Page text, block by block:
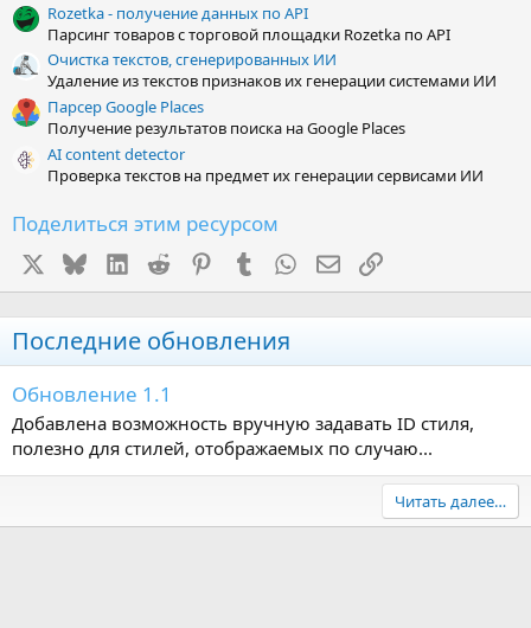
Rozetka - получение данных по API
Парсинг товаров с торговой площадки Rozetka по API
Очистка текстов, сгенерированных ИИ
Удаление из текстов признаков их генерации системами ИИ
Парсер Google Places
Получение результатов поиска на Google Places
AI content detector
Проверка текстов на предмет их генерации сервисами ИИ
Поделиться этим ресурсом
BlueskyLinkedIn
Reddit PinterestTumblr WhatsApp
Электронная почта
Ссылка
Последние обновления
Обновление 1.1
Добавлена возможность вручную задавать ID стиля,
полезно для стилей, отображаемых по случаю...
Читать далее…